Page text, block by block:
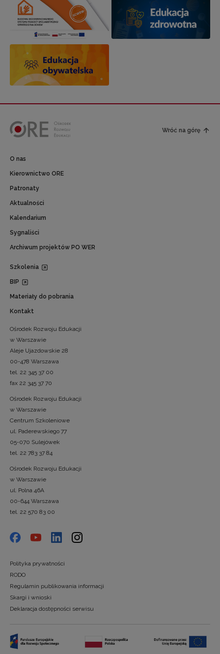
Wróć na górę
O nas
Kierownictwo ORE
Patronaty
Aktualności
Kalendarium
Sygnaliści
Archiwum projektów PO WER
Szkolenia
BIP
Materiały do pobrania
Kontakt
Ośrodek Rozwoju Edukacji
w Warszawie
Aleje Ujazdowskie 28
00-478 Warszawa
tel. 22 345 37 00
fax 22 345 37 70
Ośrodek Rozwoju Edukacji
w Warszawie
Centrum Szkoleniowe
ul. Paderewskiego 77
05-070 Sulejówek
tel. 22 783 37 84
Ośrodek Rozwoju Edukacji
w Warszawie
ul. Polna 46A
00-644 Warszawa
tel. 22 570 83 00
Polityka prywatności
RODO
Regulamin publikowania informacji
Skargi i wnioski
Deklaracja dostępności serwisu